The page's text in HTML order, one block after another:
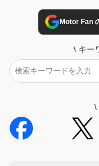
Motor Fan
\ キー
\